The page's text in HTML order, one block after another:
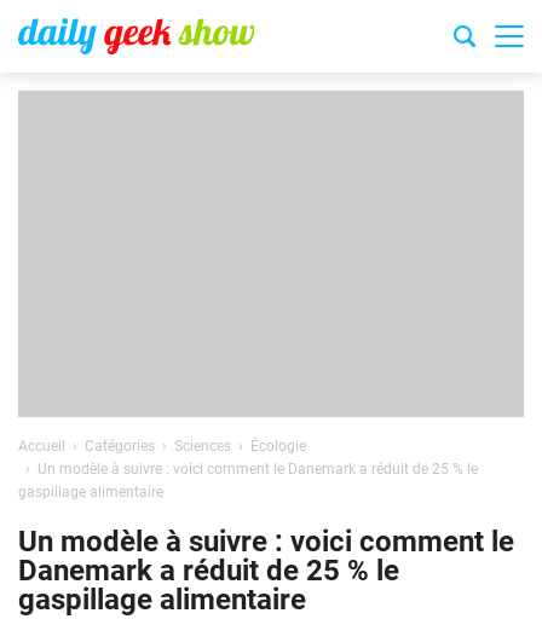
Accueil Catégories Sciences
Écologie
Un modèle à suivre : voici comment le Danemark a réduit de 25 % le
gaspillage alimentaire
Un modèle à suivre : voici comment le
Danemark a réduit de 25 % le
gaspillage alimentaire